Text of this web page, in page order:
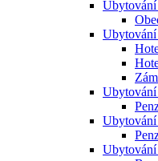
Ubytování